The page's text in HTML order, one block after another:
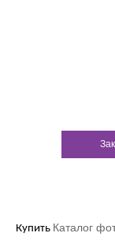
Купить Каталог